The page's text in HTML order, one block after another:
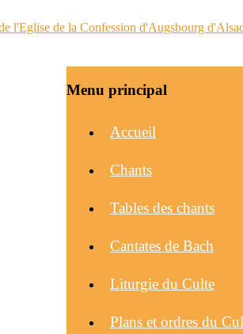
Menu principal
Accueil
Chants
Tables des chants
Cantates de Bach
Liturgie du Culte
Plans et ordres du